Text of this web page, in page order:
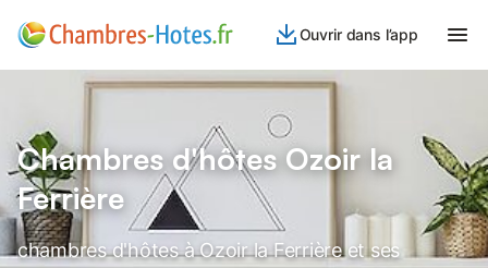
Ouvrir dans l’app
Chambres d'hôtes Ozoir la
Ferrière
chambres d'hôtes à Ozoir la Ferrière et ses